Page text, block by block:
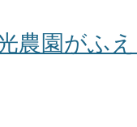
農園がふ